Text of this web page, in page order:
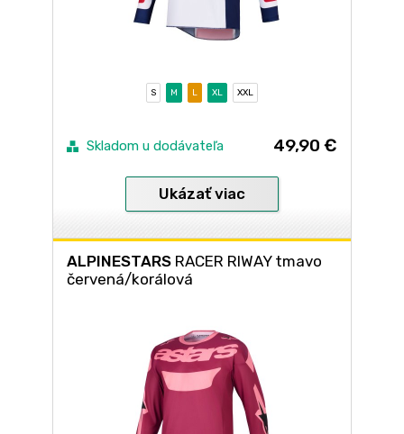
S M L XL XXL
Skladom u dodávateľa 49,90 €
Ukázať viac
ALPINESTARS RACER RIWAY tmavo
červená/korálová